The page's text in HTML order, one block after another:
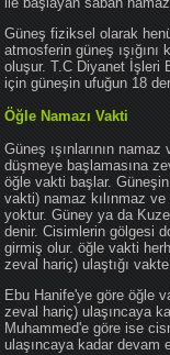
Güneş fiziksel olarak
atmosferin güneş
oluşur. T.C Diyanet İşleri
için güneşin ufuğun 18
Öğle Namazı Vakti
Güneş ışınlarının
düşmeye başlamasına
öğle vakti başlar.
vakti) namaz kılınmaz
yoktur. Güney ya da
denir. Cisimlerin gölgesi
girmiş olur. öğle vakti
zeval hariç) ulaştığı
Ebu Hanife'ye göre öğle
zeval hariç) ulaşıncaya
Muhammed'e göre ise
ulaşıncaya kadar devam